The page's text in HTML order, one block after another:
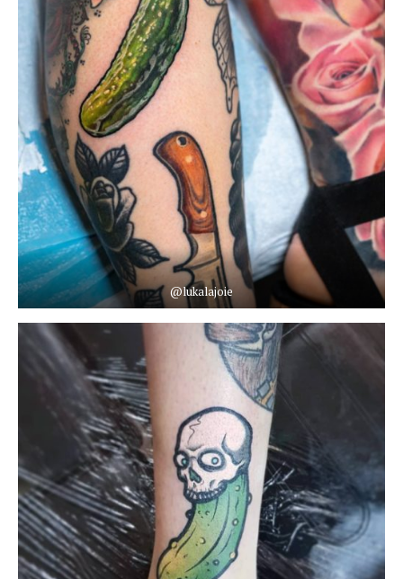
@lukalajoie